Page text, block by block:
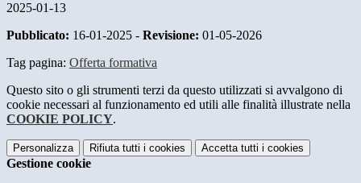
2025-01-13
Pubblicato: 16-01-2025 - Revisione: 01-05-2026
Tag pagina: Offerta formativa
Questo sito o gli strumenti terzi da questo utilizzati si avvalgono di
cookie necessari al funzionamento ed utili alle finalità illustrate nella
COOKIE POLICY.
Personalizza Rifiuta tutti i cookies Accetta tutti i cookies
Gestione cookie